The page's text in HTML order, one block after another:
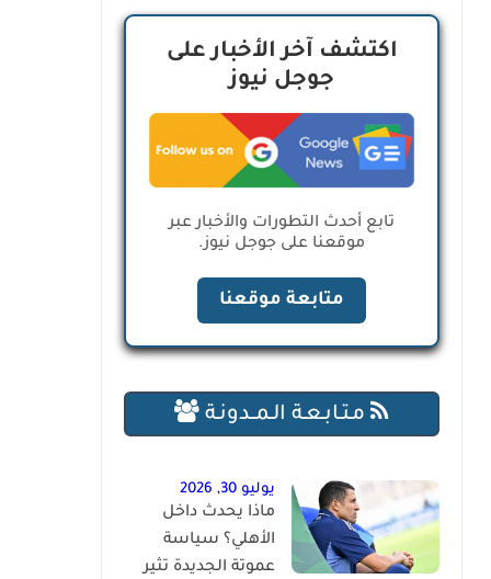
اكتشف آخر الأخبار على
جوجل نيوز
تابع أحدث التطورات والأخبار عبر
موقعنا على جوجل نيوز.
متابعة موقعنا
مـتـابـعـة الـمــدونـة
يوليو 30, 2026
ماذا يحدث داخل
الأهلي؟ سياسة
عموتة الجديدة تثير